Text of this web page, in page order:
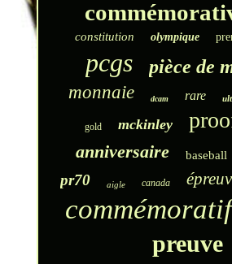
constitution olympique
pcgs pièce de
monnaie dcam rare
gold mckinley
anniversaire baseball
pr70 aigle canada
commémoratif
preuve